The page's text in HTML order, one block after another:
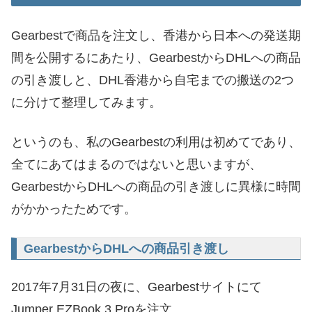
Gearbestで商品を注文し、香港から日本への発送期
間を公開するにあたり、GearbestからDHLへの商品
の引き渡しと、DHL香港から自宅までの搬送の2つ
に分けて整理してみます。
というのも、私のGearbestの利用は初めてであり、
全てにあてはまるのではないと思いますが、
GearbestからDHLへの商品の引き渡しに異様に時間
がかかったためです。
GearbestからDHLへの商品引き渡し
2017年7月31日の夜に、Gearbestサイトにて
Jumper EZBook 3 Proを注文。